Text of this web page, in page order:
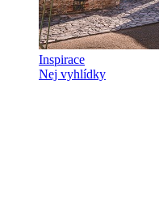
Inspirace
Nej vyhlídky